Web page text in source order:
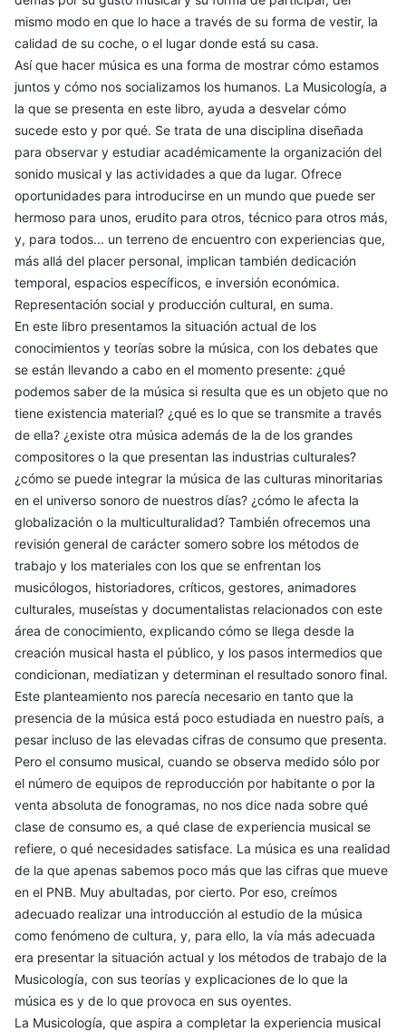
mismo modo en que lo hace a través de su forma de vestir, la
calidad de su coche, o el lugar donde está su casa.
Así que hacer música es una forma de mostrar cómo estamos
juntos y cómo nos socializamos los humanos. La Musicología, a
la que se presenta en este libro, ayuda a desvelar cómo
sucede esto y por qué. Se trata de una disciplina diseñada
para observar y estudiar académicamente la organización del
sonido musical y las actividades a que da lugar. Ofrece
oportunidades para introducirse en un mundo que puede ser
hermoso para unos, erudito para otros, técnico para otros más,
y, para todos... un terreno de encuentro con experiencias que,
más allá del placer personal, implican también dedicación
temporal, espacios específicos, e inversión económica.
Representación social y producción cultural, en suma.
En este libro presentamos la situación actual de los
conocimientos y teorías sobre la música, con los debates que
se están llevando a cabo en el momento presente: ¿qué
podemos saber de la música si resulta que es un objeto que no
tiene existencia material? ¿qué es lo que se transmite a través
de ella? ¿existe otra música además de la de los grandes
compositores o la que presentan las industrias culturales?
¿cómo se puede integrar la música de las culturas minoritarias
en el universo sonoro de nuestros días? ¿cómo le afecta la
globalización o la multiculturalidad? También ofrecemos una
revisión general de carácter somero sobre los métodos de
trabajo y los materiales con los que se enfrentan los
musicólogos, historiadores, críticos, gestores, animadores
culturales, museístas y documentalistas relacionados con este
área de conocimiento, explicando cómo se llega desde la
creación musical hasta el público, y los pasos intermedios que
condicionan, mediatizan y determinan el resultado sonoro final.
Este planteamiento nos parecía necesario en tanto que la
presencia de la música está poco estudiada en nuestro país, a
pesar incluso de las elevadas cifras de consumo que presenta.
Pero el consumo musical, cuando se observa medido sólo por
el número de equipos de reproducción por habitante o por la
venta absoluta de fonogramas, no nos dice nada sobre qué
clase de consumo es, a qué clase de experiencia musical se
refiere, o qué necesidades satisface. La música es una realidad
de la que apenas sabemos poco más que las cifras que mueve
en el PNB. Muy abultadas, por cierto. Por eso, creímos
adecuado realizar una introducción al estudio de la música
como fenómeno de cultura, y, para ello, la vía más adecuada
era presentar la situación actual y los métodos de trabajo de la
Musicología, con sus teorías y explicaciones de lo que la
música es y de lo que provoca en sus oyentes.
La Musicología, que aspira a completar la experiencia musical